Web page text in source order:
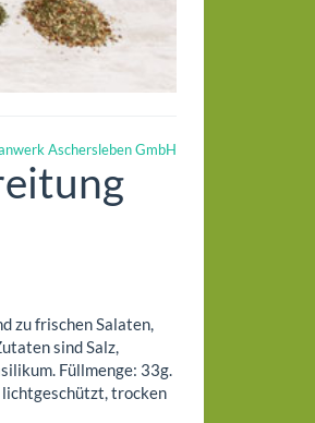
Aschersleben GmbH
zu frischen Salaten,
sind Salz,
Füllmenge: 33g.
lichtgeschützt, trocken